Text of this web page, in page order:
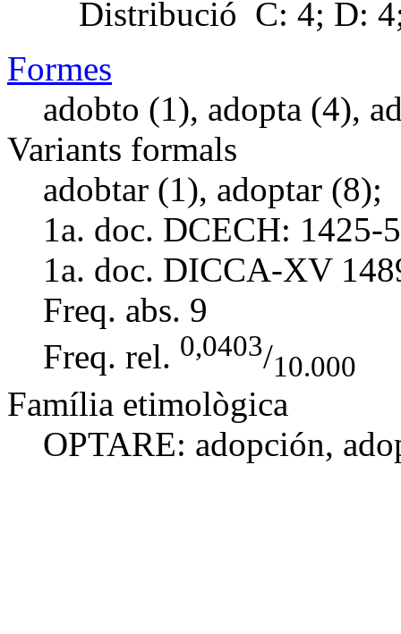
Distribució C: 4; D:
Formes
adobto (1), adopta (4),
Variants formals
adobtar (1), adoptar (8);
1a. doc. DCECH: 1425-
1a. doc. DICCA-XV
Freq. abs. 9
Freq. rel. 0,0403/10.000
Família etimològica
OPTARE: adopción,